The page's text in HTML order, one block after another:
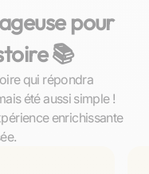
pour
📚
qui répondra
été aussi simple !
enrichissante